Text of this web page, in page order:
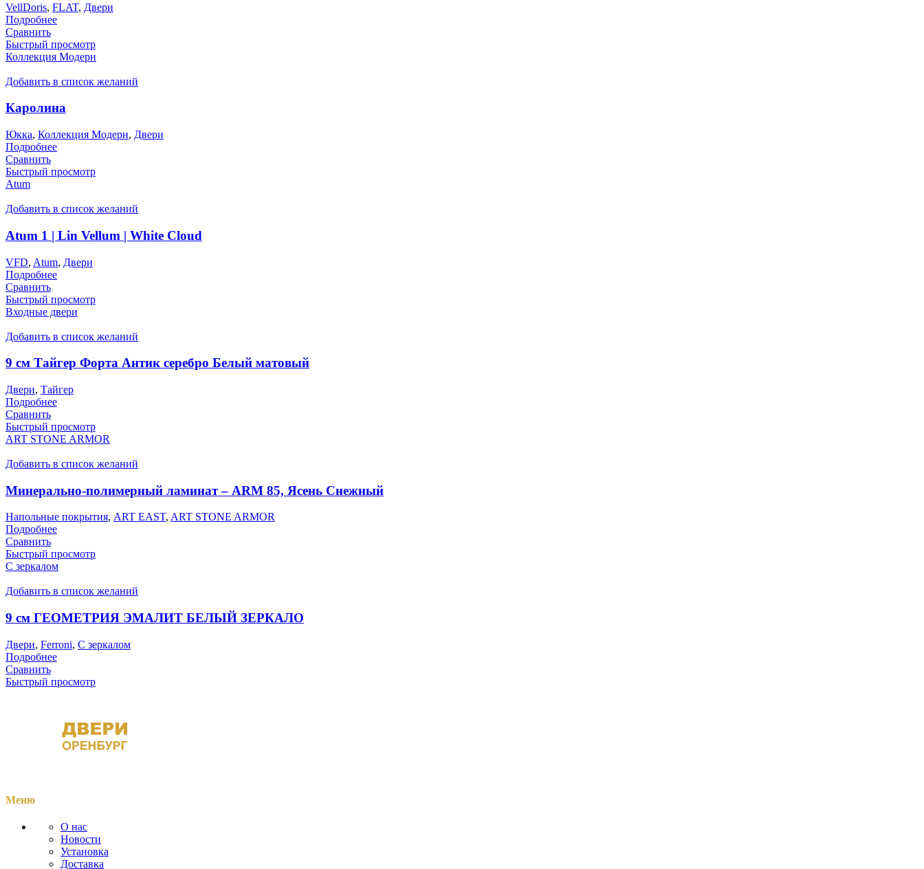
VellDoris, FLAT, Двери
Подробнее
Сравнить
Быстрый просмотр
Коллекция Модерн
Добавить в список желаний
Каролина
Юкка, Коллекция Модерн, Двери
Подробнее
Сравнить
Быстрый просмотр
Atum
Добавить в список желаний
Atum 1 | Lin Vellum | White Cloud
VFD, Atum, Двери
Подробнее
Сравнить
Быстрый просмотр
Входные двери
Добавить в список желаний
9 см Тайгер Форта Антик серебро Белый матовый
Двери, Тайгер
Подробнее
Сравнить
Быстрый просмотр
ART STONE ARMOR
Добавить в список желаний
Минерально-полимерный ламинат – ARM 85, Ясень Снежный
Напольные покрытия, ART EAST, ART STONE ARMOR
Подробнее
Сравнить
Быстрый просмотр
С зеркалом
Добавить в список желаний
9 см ГЕОМЕТРИЯ ЭМАЛИТ БЕЛЫЙ ЗЕРКАЛО
Двери, Ferroni, С зеркалом
Подробнее
Сравнить
Быстрый просмотр
Меню
О нас
Новости
Установка
Доставка